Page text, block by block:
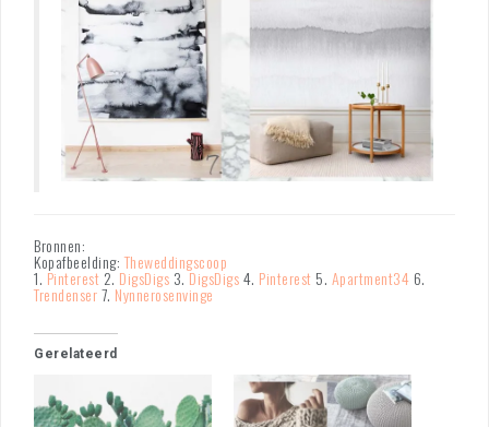
Bronnen:
Kopafbeelding:Theweddingscoop
1. Pinterest 2.DigsDigs 3.DigsDigs4. Pinterest 5. Apartment34 6.
Trendenser7. Nynnerosenvinge
Gerelateerd